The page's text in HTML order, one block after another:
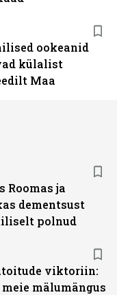
ookeanid
külalist
Maa
Roomas ja
dementsust
polnud
viktoriin:
meie mälumängus